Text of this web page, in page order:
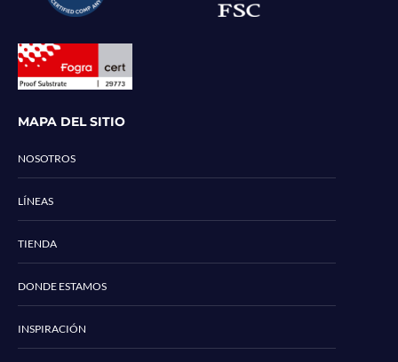
MAPA DEL SITIO
NOSOTROS
LÍNEAS
TIENDA
DONDE ESTAMOS
INSPIRACIÓN